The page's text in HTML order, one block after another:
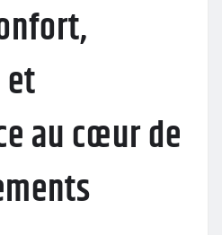
au cœur de